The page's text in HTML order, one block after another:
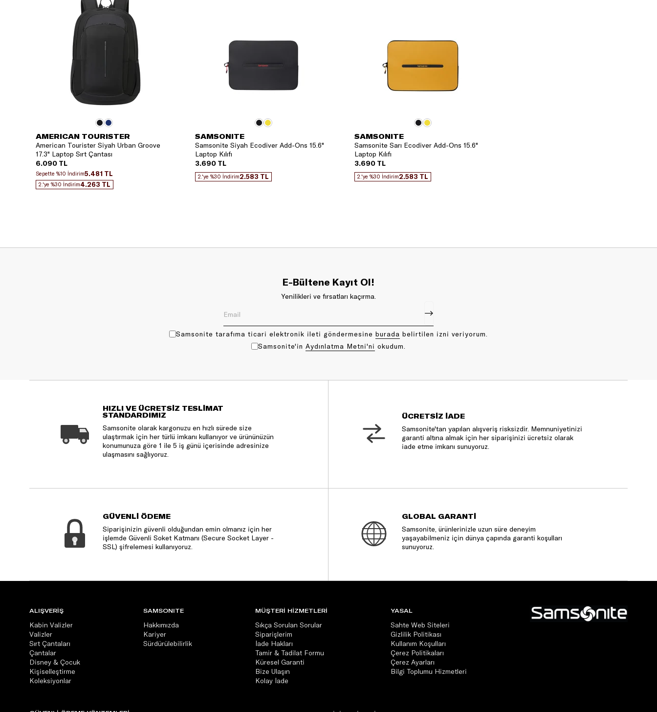
AMERICAN TOURISTER
American Tourister Siyah Urban Groove
17.3" Laptop Sırt Çantası
6.090 TL
Sepette %10 İndirim5.481 TL
2.'ye %30 İndirim4.263 TL
SAMSONITE
Samsonite Siyah Ecodiver Add-Ons 15.6"
Laptop Kılıfı
3.690 TL
2.'ye %30 İndirim2.583 TL
SAMSONITE
Samsonite Sarı Ecodiver Add-Ons 15.6"
Laptop Kılıfı
3.690 TL
2.'ye %30 İndirim2.583 TL
E-Bültene Kayıt Ol!
Yenilikleri ve fırsatları kaçırma.
Samsonite tarafıma ticari elektronik ileti göndermesine bu rada belirtilen izni veriyorum.
Samsonite'in Aydınlatma Metni'ni okudum.
HIZLI VE ÜCRETSİZ TESLİMAT
STANDARDIMIZ
Samsonite olarak kargonuzu en hızlı sürede size
ulaştırmak için her türlü imkanı kullanıyor ve ürününüzün
konumunuza göre 1 ile 5 iş günü içerisinde adresinize
ulaşmasını sağlıyoruz.
ÜCRETSİZ İADE
Samsonite'tan yapılan alışveriş risksizdir. Memnuniyetinizi
garanti altına almak için her siparişinizi ücretsiz olarak
iade etme imkanı sunuyoruz.
GÜVENLİ ÖDEME
Siparişinizin güvenli olduğundan emin olmanız için her
işlemde Güvenli Soket Katmanı (Secure Socket Layer -
SSL) şifrelemesi kullanıyoruz.
GLOBAL GARANTİ
Samsonite, ürünlerinizle uzun süre deneyim
yaşayabilmeniz için dünya çapında garanti koşulları
sunuyoruz.
ALIŞVERİŞ
Kabin Valizler
Valizler
Sırt Çantaları
Çantalar
Disney & Çocuk
Kişiselleştirme
Koleksiyonlar
SAMSONITE
Hakkımızda
Kariyer
Sürdürülebilirlik
MÜŞTERİ HİZMETLERİ
Sıkça Sorulan Sorular
Siparişlerim
İade Hakları
Tamir & Tadilat Formu
Küresel Garanti
Bize Ulaşın
Kolay İade
YASAL
Sahte Web Siteleri
Gizlilik Politikası
Kullanım Koşulları
Çerez Politikaları
Çerez Ayarları
Bilgi Toplumu Hizmetleri